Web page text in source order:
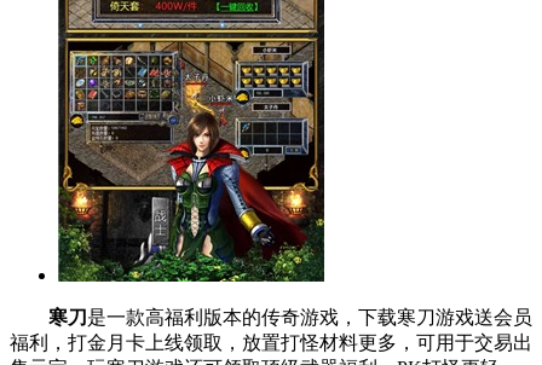
寒刀 是一款高福利版本的传奇游戏，下载寒刀游戏送会员
福利，打金月卡上线领取，放置打怪材料更多，可用于交易出